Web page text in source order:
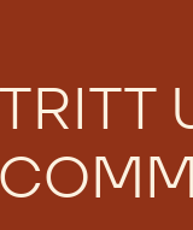
TRITT